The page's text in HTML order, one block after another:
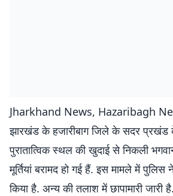
Jharkhand News, Hazaribagh
झारखंड के हजारीबाग जिले के सदर प्रखंड
पुरातात्विक स्थल की खुदाई से निकली
मूर्तियां बरामद हो गई हैं. इस मामले में पुलिस
किया है. अन्य की तलाश में छापामारी जारी